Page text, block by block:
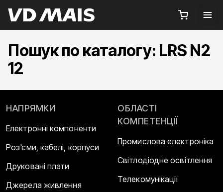
Пошук по каталогу: LRS N2
12
НАПРЯМКИ
Електронні компоненти
Роз'єми, кабелі, корпуси
Друковані плати
Джерела живлення
ОБЛАСТІ
КОМПЕТЕНЦІЇ
Промислова електроніка
Світлодіодне освітлення
Телекомунікації